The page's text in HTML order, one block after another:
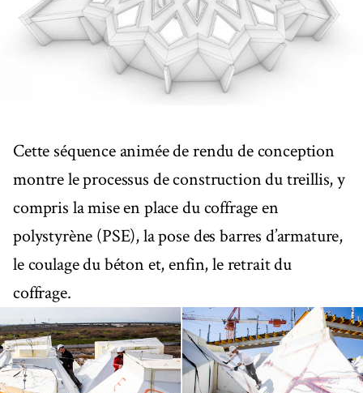
Cette séquence animée de rendu de conception
montre le processus de construction du treillis, y
compris la mise en place du coffrage en
polystyrène (PSE), la pose des barres d’armature,
le coulage du béton et, enfin, le retrait du
coffrage.